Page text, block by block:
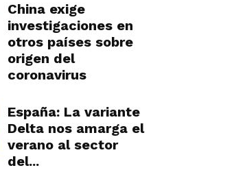
China exige
investigaciones en
otros países sobre
origen del
coronavirus
España: La variante
Delta nos amarga el
verano al sector
del...